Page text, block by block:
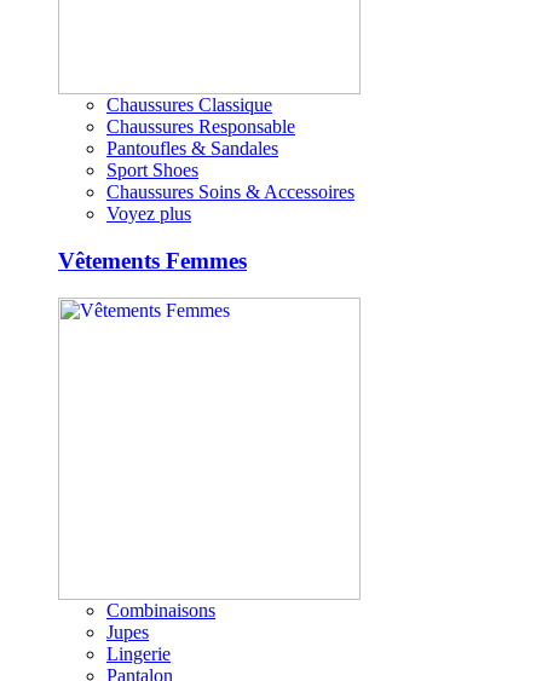
Chaussures Classique
Chaussures Responsable
Pantoufles & Sandales
Sport Shoes
Chaussures Soins & Accessoires
Voyez plus
Vêtements Femmes
Combinaisons
Jupes
Lingerie
Pantalon